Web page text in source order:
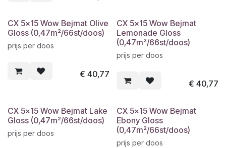
CX 5x15 Wow Bejmat Olive
Gloss (0,47m²/66st/doos)
prijs per doos
€ 40,77
CX 5x15 Wow Bejmat
Lemonade Gloss
(0,47m²/66st/doos)
prijs per doos
€ 40,77
CX 5x15 Wow Bejmat Lake
Gloss (0,47m²/66st/doos)
prijs per doos
CX 5x15 Wow Bejmat
Ebony Gloss
(0,47m²/66st/doos)
prijs per doos